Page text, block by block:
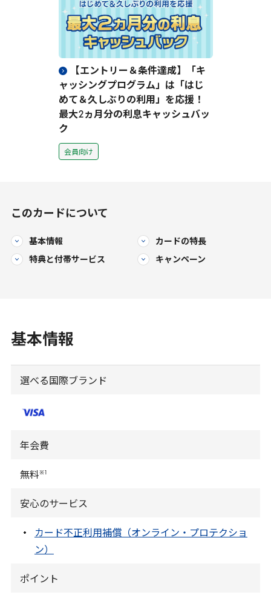
【エントリー＆条件達成】「キ
ャッシングプログラム」は「はじ
めて＆久しぶりの利用」を応援！
最大2ヵ月分の利息キャッシュバッ
ク
会員向け
このカードについて
基本情報 カードの特長
特典と付帯サービス キャンペーン
基本情報
選べる国際ブランド
年会費
無料※
安心のサービス
カード不正利用補償（オンライン・プロテクショ
ン）
ポイント